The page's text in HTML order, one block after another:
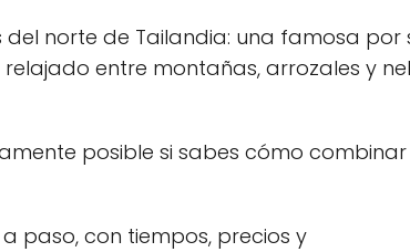
del norte de Tailandia: una famosa por
entre montañas, arrozales y
posible si sabes cómo combinar
paso, con tiempos, precios y